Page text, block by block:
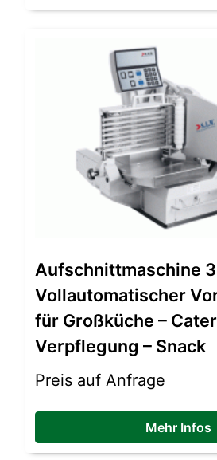
Aufschnittmaschine
Vollautomatischer
für Großküche –
Verpflegung – Snack
Preis auf Anfrage
Mehr Infos